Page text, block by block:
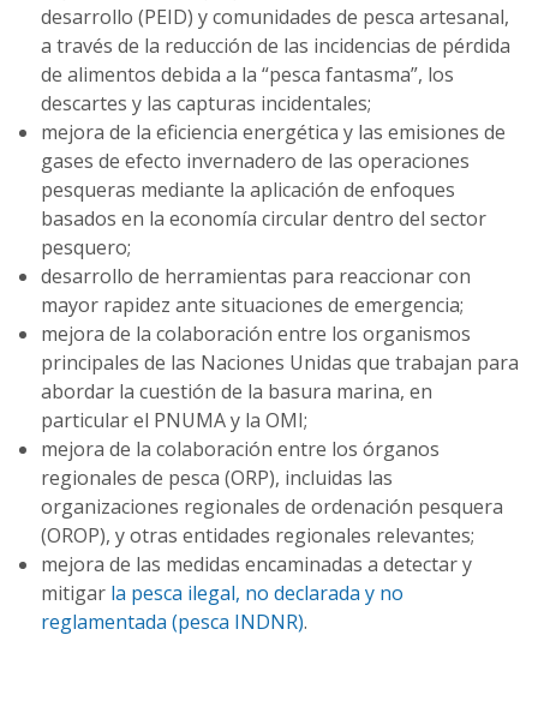
desarrollo (PEID) y comunidades de pesca artesanal,
a través de la reducción de las incidencias de pérdida
de alimentos debida a la “pesca fantasma”, los
descartes y las capturas incidentales;
mejora de la eficiencia energética y las emisiones de
gases de efecto invernadero de las operaciones
pesqueras mediante la aplicación de enfoques
basados en la economía circular dentro del sector
pesquero;
desarrollo de herramientas para reaccionar con
mayor rapidez ante situaciones de emergencia;
mejora de la colaboración entre los organismos
principales de las Naciones Unidas que trabajan para
abordar la cuestión de la basura marina, en
particular el PNUMA y la OMI;
mejora de la colaboración entre los órganos
regionales de pesca (ORP), incluidas las
organizaciones regionales de ordenación pesquera
(OROP), y otras entidades regionales relevantes;
mejora de las medidas encaminadas a detectar y
mitigar la pesca ilegal, no declarada y no
reglamentada (pesca INDNR).